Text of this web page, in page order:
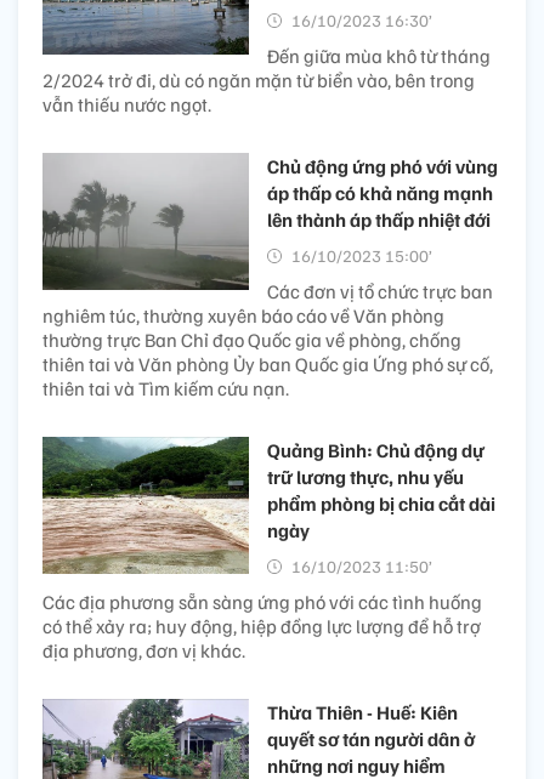
16/10/2023 16:30’
Đến giữa mùa khô từ tháng
2/2024 trở đi, dù có ngăn mặn từ biển vào, bên trong
vẫn thiếu nước ngọt.
Chủ động ứng phó với vùng
áp thấp có khả năng mạnh
lên thành áp thấp nhiệt đới
16/10/2023 15:00’
Các đơn vị tổ chức trực ban
nghiêm túc, thường xuyên báo cáo về Văn phòng
thường trực Ban Chỉ đạo Quốc gia về phòng, chống
thiên tai và Văn phòng Ủy ban Quốc gia Ứng phó sự cố,
thiên tai và Tìm kiếm cứu nạn.
Quảng Bình: Chủ động dự
trữ lương thực, nhu yếu
phẩm phòng bị chia cắt dài
ngày
16/10/2023 11:50’
Các địa phương sẵn sàng ứng phó với các tình huống
có thể xảy ra; huy động, hiệp đồng lực lượng để hỗ trợ
địa phương, đơn vị khác.
Thừa Thiên - Huế: Kiên
quyết sơ tán người dân ở
những nơi nguy hiểm